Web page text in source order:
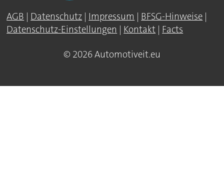
AGB | Datenschutz | Impressum | BFSG-Hinweise |
Datenschutz-Einstellungen | Kontakt | Facts
© 2026 Automotiveit.eu